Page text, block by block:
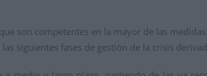
son competentes en la mayor de las
siguientes fases de gestión de la crisis